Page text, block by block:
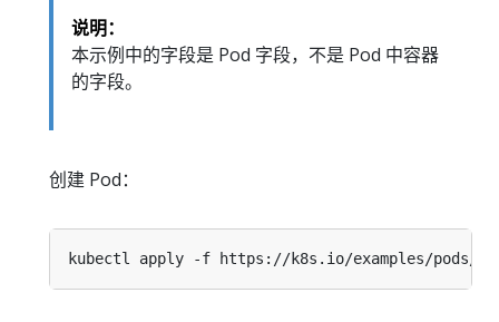
说明：
本示例中的字段是 Pod 字段，不是 Pod 中容器
的字段。
创建 Pod：